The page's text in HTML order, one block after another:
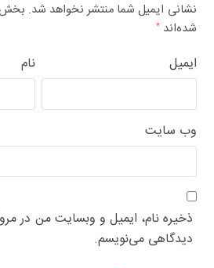
نشانی ایمیل شما منتشر نخواهد شد.
شده‌اند*
نام ایمیل
وب‌ سایت
ذخیره نام، ایمیل و وبسایت من در
دیدگاهی می‌نویسم.